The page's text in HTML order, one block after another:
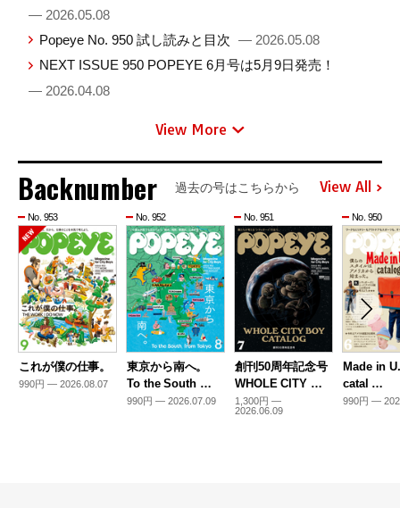
— 2026.05.08
Popeye No. 950 試し読みと目次 — 2026.05.08
NEXT ISSUE 950 POPEYE 6月号は5月9日発売！
— 2026.04.08
View More
Backnumber 過去の号はこちらから View All
No. 953
これが僕の仕事。
990円 — 2026.08.07
No. 952
東京から南へ。
To the South …
990円 — 2026.07.09
No. 951
創刊50周年記念号
WHOLE CITY …
1,300円 —
2026.06.09
No. 950
Made in
catal …
990円 —